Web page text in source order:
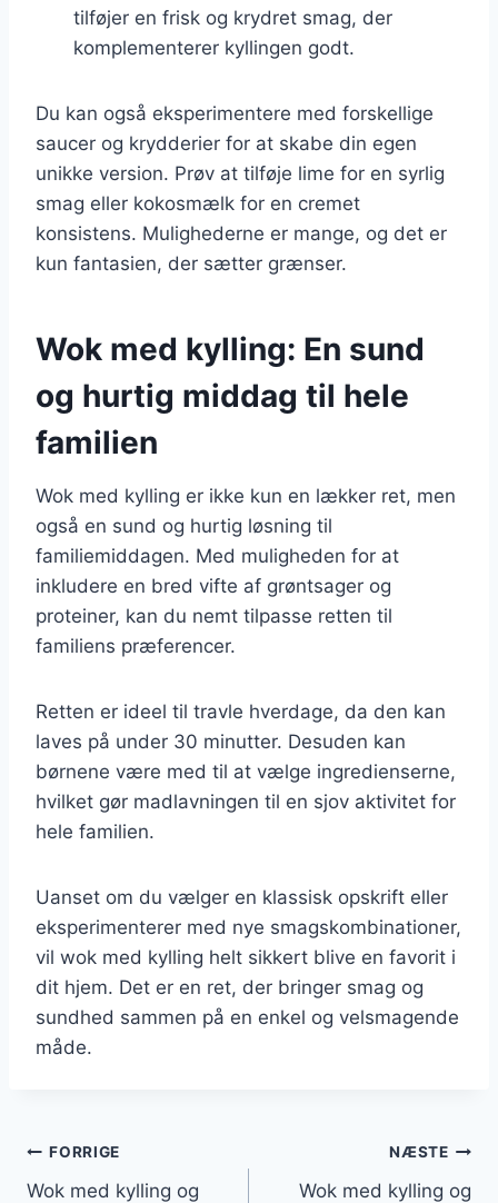
tilføjer en frisk og krydret smag, der
komplementerer kyllingen godt.
Du kan også eksperimentere med forskellige
saucer og krydderier for at skabe din egen
unikke version. Prøv at tilføje lime for en syrlig
smag eller kokosmælk for en cremet
konsistens. Mulighederne er mange, og det er
kun fantasien, der sætter grænser.
Wok med kylling: En sund
og hurtig middag til hele
familien
Wok med kylling er ikke kun en lækker ret, men
også en sund og hurtig løsning til
familiemiddagen. Med muligheden for at
inkludere en bred vifte af grøntsager og
proteiner, kan du nemt tilpasse retten til
familiens præferencer.
Retten er ideel til travle hverdage, da den kan
laves på under 30 minutter. Desuden kan
børnene være med til at vælge ingredienserne,
hvilket gør madlavningen til en sjov aktivitet for
hele familien.
Uanset om du vælger en klassisk opskrift eller
eksperimenterer med nye smagskombinationer,
vil wok med kylling helt sikkert blive en favorit i
dit hjem. Det er en ret, der bringer smag og
sundhed sammen på en enkel og velsmagende
måde.
Indlægsnavigation
FORRIGE
Wok med kylling og
NÆSTE
Wok med kylling og